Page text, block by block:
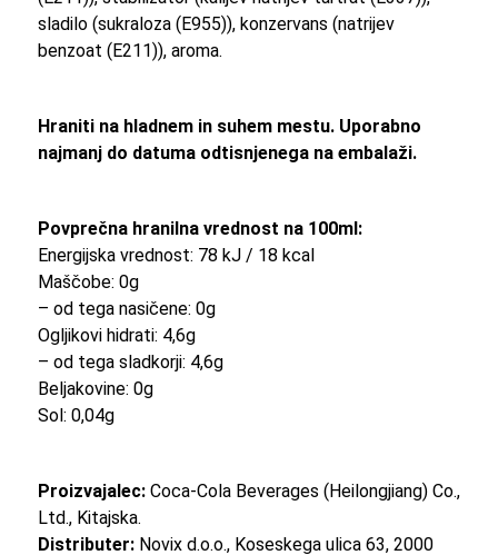
sladilo (sukraloza (E955)), konzervans (natrijev
benzoat (E211)), aroma.
Hraniti na hladnem in suhem mestu. Uporabno
najmanj do datuma odtisnjenega na embalaži.
Povprečna hranilna vrednost na 100ml:
Energijska vrednost: 78 kJ / 18 kcal
Maščobe: 0g
– od tega nasičene: 0g
Ogljikovi hidrati: 4,6g
– od tega sladkorji: 4,6g
Beljakovine: 0g
Sol: 0,04g
Proizvajalec:Coca-Cola Beverages (Heilongjiang) Co.,
Ltd., Kitajska.
Distributer:Novix d.o.o., Koseskega ulica 63, 2000